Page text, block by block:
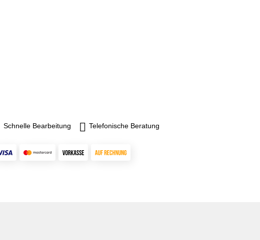
Schnelle Bearbeitung Telefonische Beratung